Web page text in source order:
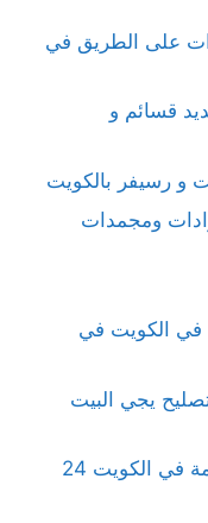
على الطريق في
قسائم و
و رسيفر بالكويت
ومجمدات
في الكويت في
يجي البيت
خدمات تصليح سيارات حديثة و قديمة في الكويت 24